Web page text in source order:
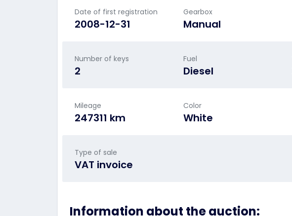
Date of first registration
2008-12-31
Gearbox
Manual
Number of keys
2
Fuel
Diesel
Mileage
247311 km
Color
White
Type of sale
VAT invoice
Information about the auction: